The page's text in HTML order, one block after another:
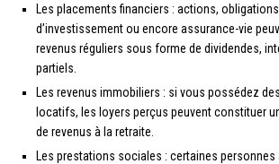
Les placements financiers : actions,
d’investissement ou encore assurance-vie
revenus réguliers sous forme de dividendes,
partiels.
Les revenus immobiliers : si vous possédez
locatifs, les loyers perçus peuvent constituer
de revenus à la retraite.
Les prestations sociales : certaines personnes